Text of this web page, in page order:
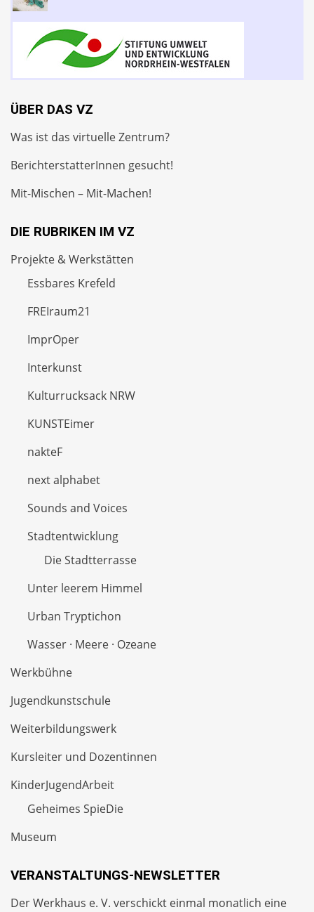
ÜBER DAS VZ
Was ist das virtuelle Zentrum?
BerichterstatterInnen gesucht!
Mit-Mischen – Mit-Machen!
DIE RUBRIKEN IM VZ
Projekte & Werkstätten
Essbares Krefeld
FREIraum21
ImprOper
Interkunst
Kulturrucksack NRW
KUNSTEimer
nakteF
next alphabet
Sounds and Voices
Stadtentwicklung
Die Stadtterrasse
Unter leerem Himmel
Urban Tryptichon
Wasser · Meere · Ozeane
Werkbühne
Jugendkunstschule
Weiterbildungswerk
Kursleiter und Dozentinnen
KinderJugendArbeit
Geheimes SpieDie
Museum
VERANSTALTUNGS-NEWSLETTER
Der Werkhaus e. V. verschickt einmal monatlich eine